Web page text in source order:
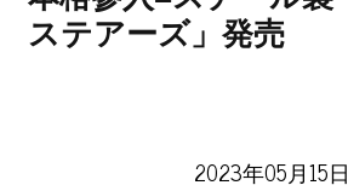
ステアーズ」発売
2023年05月15